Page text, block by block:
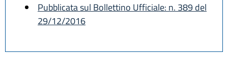
Pubblicata sul Bollettino Ufficiale: n. 389 del
29/12/2016